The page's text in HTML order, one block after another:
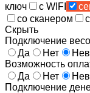
ключ
с WIFI
со сканером
Скрыть
Подключение
Да
Нет
Возможность
Да
Нет
Подключение